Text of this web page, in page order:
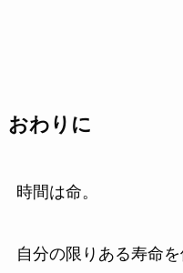
おわりに
時間は命。
自分の限りある寿命